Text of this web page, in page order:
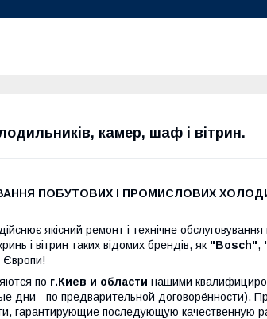
камер, шаф і вітрин.
ПОБУТОВИХ І ПРОМИСЛОВИХ
якісний ремонт і технічне
і вітрин таких відомих брендів, як "Bosch",
Європи!
по г.Киев и области нашими
дни - по предварительной договорённости).
гарантирующие последующую качественную